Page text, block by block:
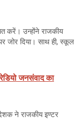
करें। उन्होंने राजकीय
जोर दिया। साथ ही, स्कूल
जनसंवाद का
ने राजकीय इण्टर